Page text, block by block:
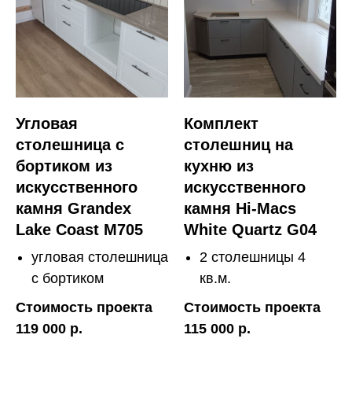
Угловая
столешница с
бортиком из
искусственного
камня Grandex
Lake Coast M705
угловая столешница
с бортиком
Стоимость проекта
119 000 р.
Комплект
столешниц на
кухню из
искусственного
камня Hi-Macs
White Quartz G04
2 столешницы 4
кв.м.
Стоимость проекта
115 000 р.